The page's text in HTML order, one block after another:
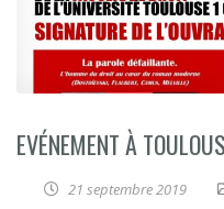
EVÉNEMENT À
21 septembre 2019